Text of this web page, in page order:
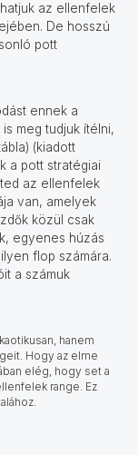
az ellenfelek
De hosszú
pott
ennek a
meg tudjuk ítélni,
(kiadott
a pott stratégiai
az ellenfelek
van, amelyek
közül csak
egyenes húzás
flop számára.
a számuk
hanem
Hogy az elme
elég, hogy set a
range. Ez